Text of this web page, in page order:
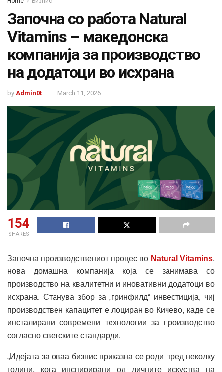
Започна со работа Natural
Vitamins – македонска
компанија за производство
на додатоци во исхрана
by Admin0t March 11, 2026
154
SHARES
Започна производствениот процес во Natural Vitamins,
нова домашна компанија која се занимава со
производство на квалитетни и иновативни додатоци во
исхрана. Станува збор за „гринфилд“ инвестиција, чиј
производствен капацитет е лоциран во Кичево, каде се
инсталирани современи технологии за производство
согласно светските стандарди.
„Идејата за оваа бизнис приказна се роди пред неколку
години, кога инспирирани од личните искуства на